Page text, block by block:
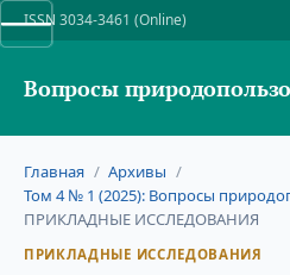
ISSN 3034-3461 (Online)
Вопросы
Главная / Архивы /
Том 4 № 1 (2025): Вопросы
ПРИКЛАДНЫЕ ИССЛЕДОВАНИЯ
ПРИКЛАДНЫЕ ИССЛЕДОВАНИЯ